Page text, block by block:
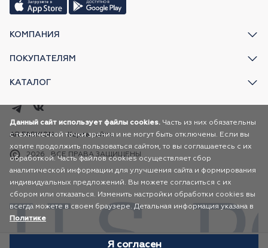
КОМПАНИЯ
ПОКУПАТЕЛЯМ
КАТАЛОГ
2026 ВСЕ ПРАВА ЗАЩИЩЕНЫ
AR FASHION Карта сайта
Данный сайт использует файлы cookies. Часть из них обязательны
с технической точки зрения и не могут быть отключены. Если вы
хотите продолжить пользоваться сайтом, то вы соглашаетесь с их
обработкой. Часть файлов cookies осуществляет сбор
аналитической информации для улучшения сайта и формирования
индивидуальных предложений. Вы можете согласиться с их
сбором или отказаться. Изменить настройки обработки cookies вы
всегда можете в своем браузере. Детальная информация указана в
Политике
Я согласен